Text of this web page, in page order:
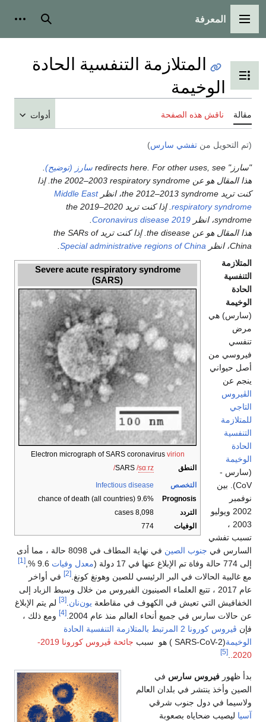
القائمة الرئيسية
المعرفة بحث
تبديل عرض جدول المحتويات
المتلازمة التنفسية الحادة
الوخيمة
مقالة ناقش هذه الصفحة أدوات
(تم التحويل منتفشي سارس )
"سارز" redirects here. For other uses, see سارز (توضيح).
هذا المقال هو عن the 2002–2003 respiratory syndrome. إذا
كنت تريد the 2012–2013 syndrome، انظر
Middle East
respiratory syndrome
. إذا كنت تريد the 2019–2020
syndrome، انظر
Coronavirus disease 2019
.
هذا المقال هو عن the disease. إذا كنت تريد the SARs of
China، انظر
Special administrative regions of China
.
Severe acute respiratory syndrome
(SARS)
Electron micrograph of SARS coronavirusvirion
النطق
SARS/sɑːr
/
التخصص
Infectious disease
Prognosis
9.6% chance of death (all countries)
التردد
8,098 cases
الوفيات
774
المتلازمة
التنفسية
الحادة
الوخيمة
(سارس) هي
مرض
تنفسي
فيروسي من
أصل حيواني
ينجم عن
الڤيروس
التاجي
للمتلازمة
التنفسية
الحادة
الوخيمة
(سارس -
CoV). بين
نوفمبر
2002 ويوليو
2003 ،
تسبب تفشي
السارس فيجنوب الصين
في نهاية المطاف في 8098 حالة ، مما أدى
إلى 774 حالة وفاة تم الإبلاغ عنها في 17 دولة (
معدل وفيات9.6 %,
[1]
مع غالبية الحالات في البر الرئيسي للصين وهونغ كونغ.
في أواخر
عام 2017 ، تتبع العلماء الصينيون الفيروس من خلال وسيط الزباد إلى
الخفافيش التي تعيش في الكهوف في مقاطعةيون‌نان.
لم يتم الإبلاغ
عن حالات سارس في جميع أنحاء العالم منذ عام 2004.
[4]
ومع ذلك ،
فإن
ڤيروس كورونا 2 المرتبط بالمتلازمة التنفسية الحادة
الوخيمة(SARS-CoV-2 ) هو سبب
جائحة ڤيروس كورونا 2019-
2020.
.
بدأ ظهور فيروس سارسفي
الصين وأخذ ينتشر في بلدان العالم
ولاسيما في دول جنوب شرقي
آسياليصيب ضحاياه بصعوبة